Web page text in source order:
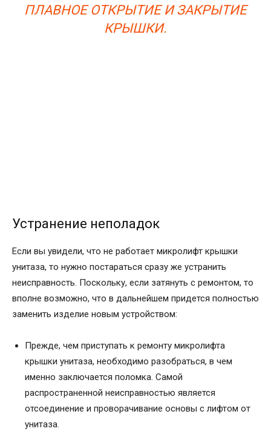
ПЛАВНОЕ ОТКРЫТИЕ И ЗАКРЫТИЕ
КРЫШКИ.
Устранение неполадок
Если вы увидели, что не работает микролифт крышки
унитаза, то нужно постараться сразу же устранить
неисправность. Поскольку, если затянуть с ремонтом, то
вполне возможно, что в дальнейшем придется полностью
заменить изделие новым устройством:
Прежде, чем приступать к ремонту микролифта
крышки унитаза, необходимо разобраться, в чем
именно заключается поломка. Самой
распространенной неисправностью является
отсоединение и проворачивание основы с лифтом от
унитаза.